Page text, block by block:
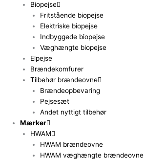
Biopejse
Fritstående biopejse
Elektriske biopejse
Indbyggede biopejse
Væghængte biopejse
Elpejse
Brændekomfurer
Tilbehør brændeovne
Brændeopbevaring
Pejsesæt
Andet nyttigt tilbehør
Mærker
HWAM
HWAM brændeovne
HWAM væghængte brændeovne